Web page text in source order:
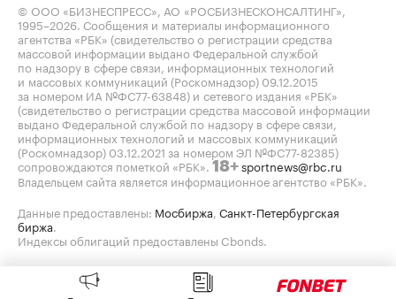
© ООО «БИЗНЕСПРЕСС», АО «РОСБИЗНЕСКОНСАЛТИНГ»,
1995–2026. Сообщения и материалы информационного
агентства «РБК» (свидетельство о регистрации средства
массовой информации выдано Федеральной службой
по надзору в сфере связи, информационных технологий
и массовых коммуникаций (Роскомнадзор) 09.12.2015
за номером ИА №ФС77-63848) и сетевого издания «РБК»
(свидетельство о регистрации средства массовой информации
выдано Федеральной службой по надзору в сфере связи,
информационных технологий и массовых коммуникаций
(Роскомнадзор) 03.12.2021 за номером ЭЛ №ФС77-82385)
сопровождаются пометкой «РБК». 18+sportnews@rbc.ru
Владельцем сайта является информационное агентство «РБК».
Данные предоставлены: Мосбиржа, Санкт-Петербургская
биржа.
Индексы облигаций предоставлены Cbonds.